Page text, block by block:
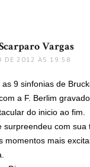
Vargas
DE 2012 ÀS 19:58
9 sinfonias de
a F. Berlim
do inicio ao fim.
surpreendeu com sua
momentos mais